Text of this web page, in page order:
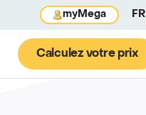
myMega FR
Calculez votre prix